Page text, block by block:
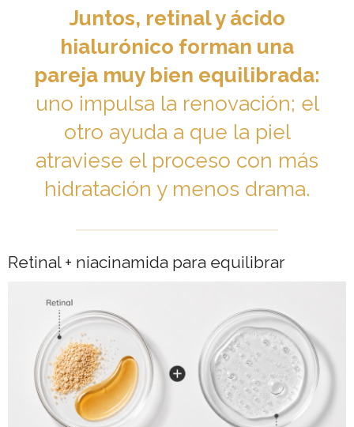
Juntos, retinal y ácido
hialurónico forman una
pareja muy bien equilibrada:
uno impulsa la renovación; el
otro ayuda a que la piel
atraviese el proceso con más
hidratación y menos drama.
Retinal + niacinamida para equilibrar